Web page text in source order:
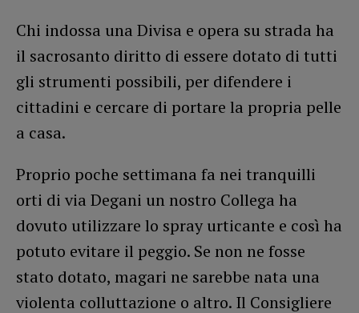
Chi indossa una Divisa e opera su strada ha
il sacrosanto diritto di essere dotato di tutti
gli strumenti possibili, per difendere i
cittadini e cercare di portare la propria pelle
a casa.
Proprio poche settimana fa nei tranquilli
orti di via Degani un nostro Collega ha
dovuto utilizzare lo spray urticante e così ha
potuto evitare il peggio. Se non ne fosse
stato dotato, magari ne sarebbe nata una
violenta colluttazione o altro. Il Consigliere